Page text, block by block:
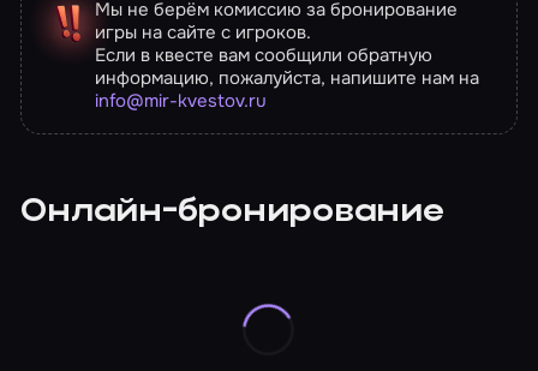
Мы не берём комиссию за бронирование
игры на сайте с игроков.
Если в квесте вам сообщили обратную
информацию, пожалуйста, напишите нам на
info@mir-kvestov.ru
Онлайн-бронирование